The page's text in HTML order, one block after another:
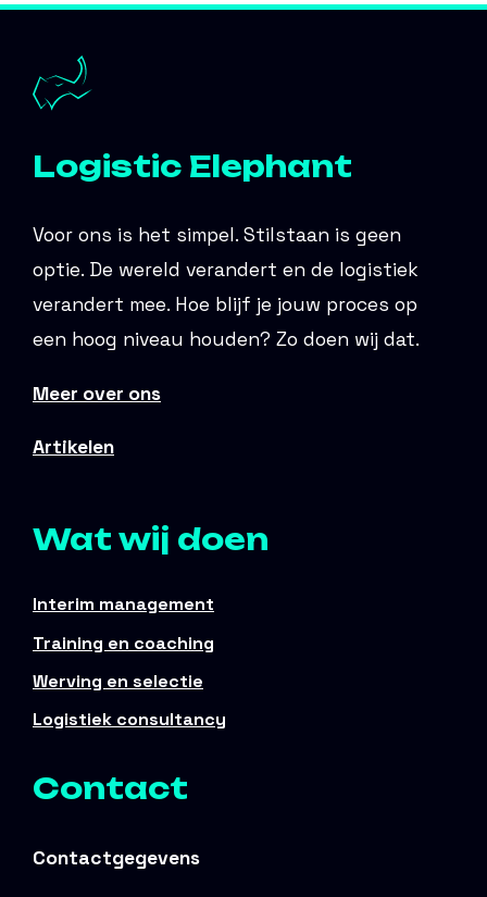
Logistic Elephant
Voor ons is het simpel. Stilstaan is geen
optie. De wereld verandert en de logistiek
verandert mee. Hoe blijf je jouw proces op
een hoog niveau houden? Zo doen wij dat.
Meer over ons
Artikelen
Wat wij doen
Interim management
Training en coaching
Werving en selectie
Logistiek consultancy
Contact
Contactgegevens